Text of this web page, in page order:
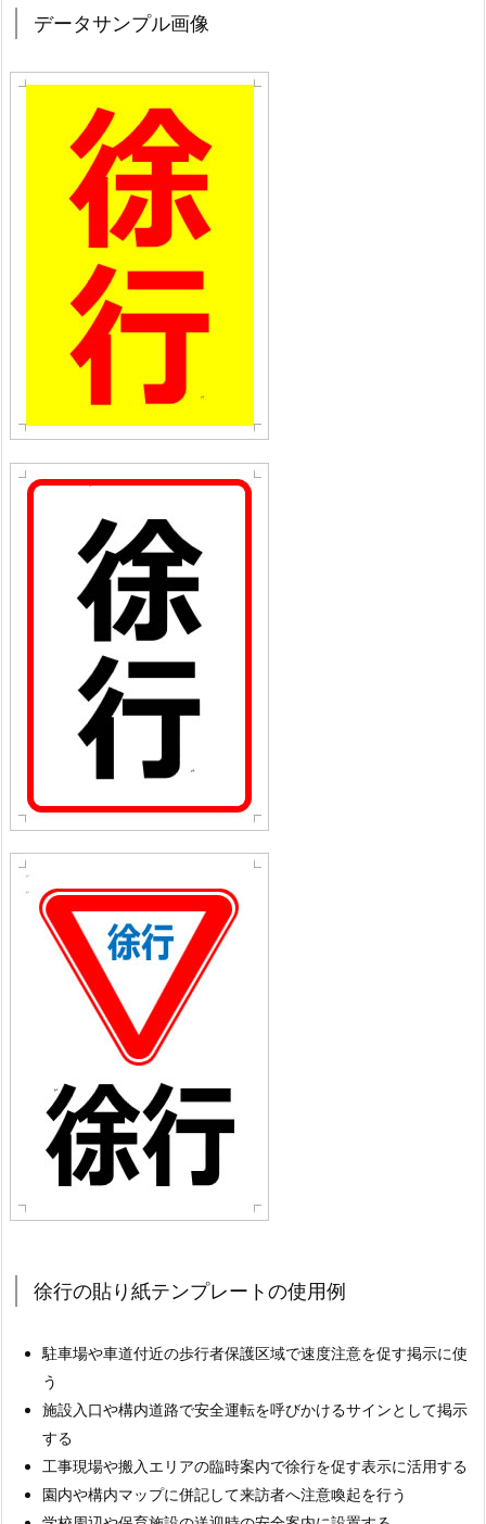
データサンプル画像
徐行の貼り紙テンプレートの使用例
駐車場や車道付近の歩行者保護区域で速度注意を促す掲示に使
う
施設入口や構内道路で安全運転を呼びかけるサインとして掲示
する
工事現場や搬入エリアの臨時案内で徐行を促す表示に活用する
園内や構内マップに併記して来訪者へ注意喚起を行う